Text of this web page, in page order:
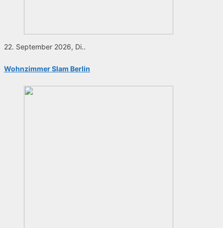
22. September 2026, Di..
Wohnzimmer Slam Berlin